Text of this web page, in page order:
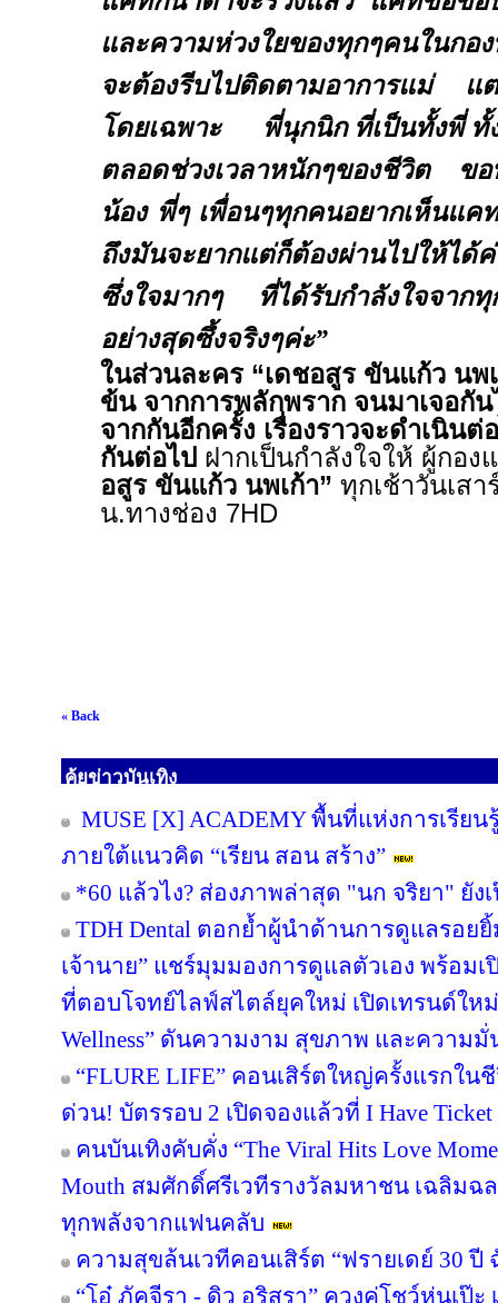
และความห่วงใยของทุกๆคนในก
จะต้องรีบไปติดตามอาการแม่ แ
โดยเฉพาะ พี่นุกนิก ที่เป็นทั้งพี่ ทั้
ตลอดช่วงเวลาหนักๆของชีวิต ข
น้อง พี่ๆ เพื่อนๆทุกคนอยากเห็นแค
ถึงมันจะยากแต่ก็ต้องผ่านไปให้ไ
ซึ่งใจมากๆ ที่ได้รับกำลังใจจาก
อย่างสุดซึ้งจริงๆค่ะ”
ในส่วนละคร “เดชอสูร ขันแก้ว นพ
ข้น จากการพลักพราก จนมาเจอกั
จากกันอีกครั้ง เรื่องราวจะดำเนิน
กันต่อไป ฝากเป็นกำลังใจให้ ผู้ก
อสูร ขันแก้ว นพเก้า” ทุกเช้าวันเสา
น.ทางช่อง 7HD
« Back
คุ้ยข่าวบันเทิง
MUSE [X] ACADEMY พื้นที่แห่งการเรีย
ภายใต้แนวคิด “เรียน สอน สร้าง”
*60 แล้วไง? ส่องภาพล่าสุด "นก จริยา" ยัง
TDH Dental ตอกย้ำผู้นำด้านการดูแลรอย
เจ้านาย” แชร์มุมมองการดูแลตัวเอง พร้อ
ที่ตอบโจทย์ไลฟ์สไตล์ยุคใหม่ เปิดเทรนด์ใหม่
Wellness” ดันความงาม สุขภาพ และความ
“FLURE LIFE” คอนเสิร์ตใหญ่ครั้งแรกใ
ด่วน! บัตรรอบ 2 เปิดจองแล้วที่ I Have Ticket
คนบันเทิงคับคั่ง “The Viral Hits Love
Mouth สมศักดิ์ศรีเวทีรางวัลมหาชน เฉลิม
ทุกพลังจากแฟนคลับ
ความสุขล้นเวทีคอนเสิร์ต “ฟรายเดย์ 30
“โอ๋ ภัคจีรา - ดิว อริสรา” ควงคู่โชว์หุ่นเป๊ะ